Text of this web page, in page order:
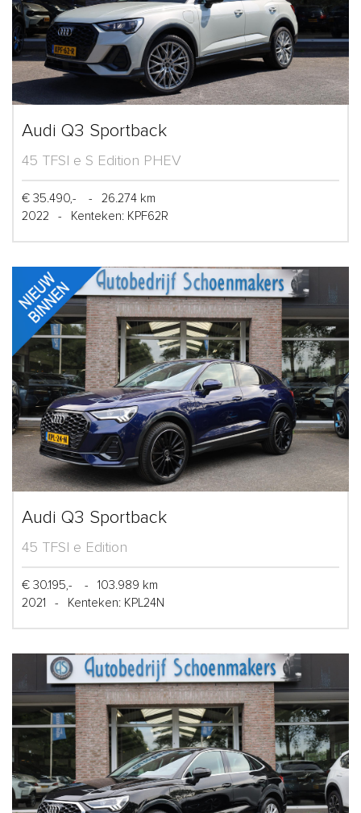
Audi Q3 Sportback
45 TFSI e S Edition PHEV
€ 35.490,- -
26.274 km
2022
- Kenteken: KPF62R
Audi Q3 Sportback
45 TFSI e Edition
€ 30.195,- -
103.989 km
2021
- Kenteken: KPL24N